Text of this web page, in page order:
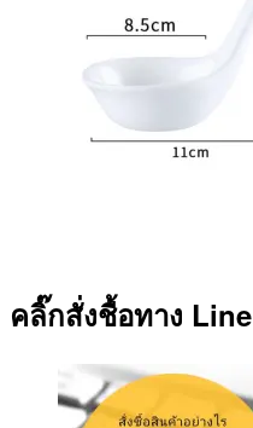
คลิ๊กสั่งชื้อทาง Line